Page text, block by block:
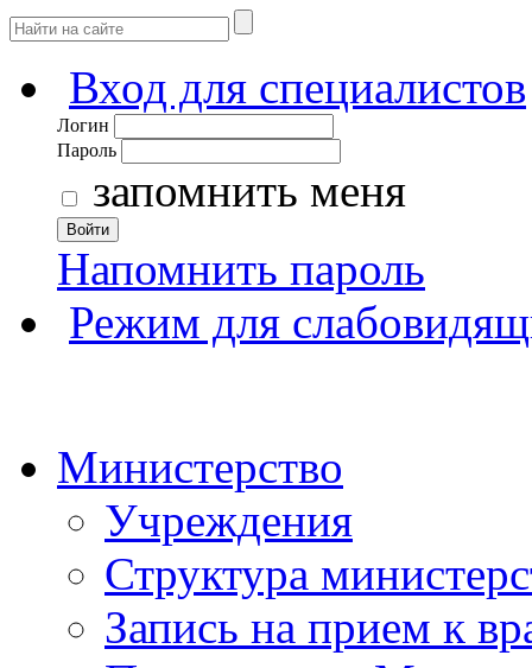
Вход для специалистов
Логин
Пароль
запомнить меня
Войти
Напомнить пароль
Режим для
Министерство
Учреждения
Структура
Запись на прием к